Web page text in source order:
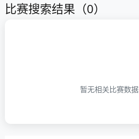
比赛搜索结果（0）
暂无相关比赛数据